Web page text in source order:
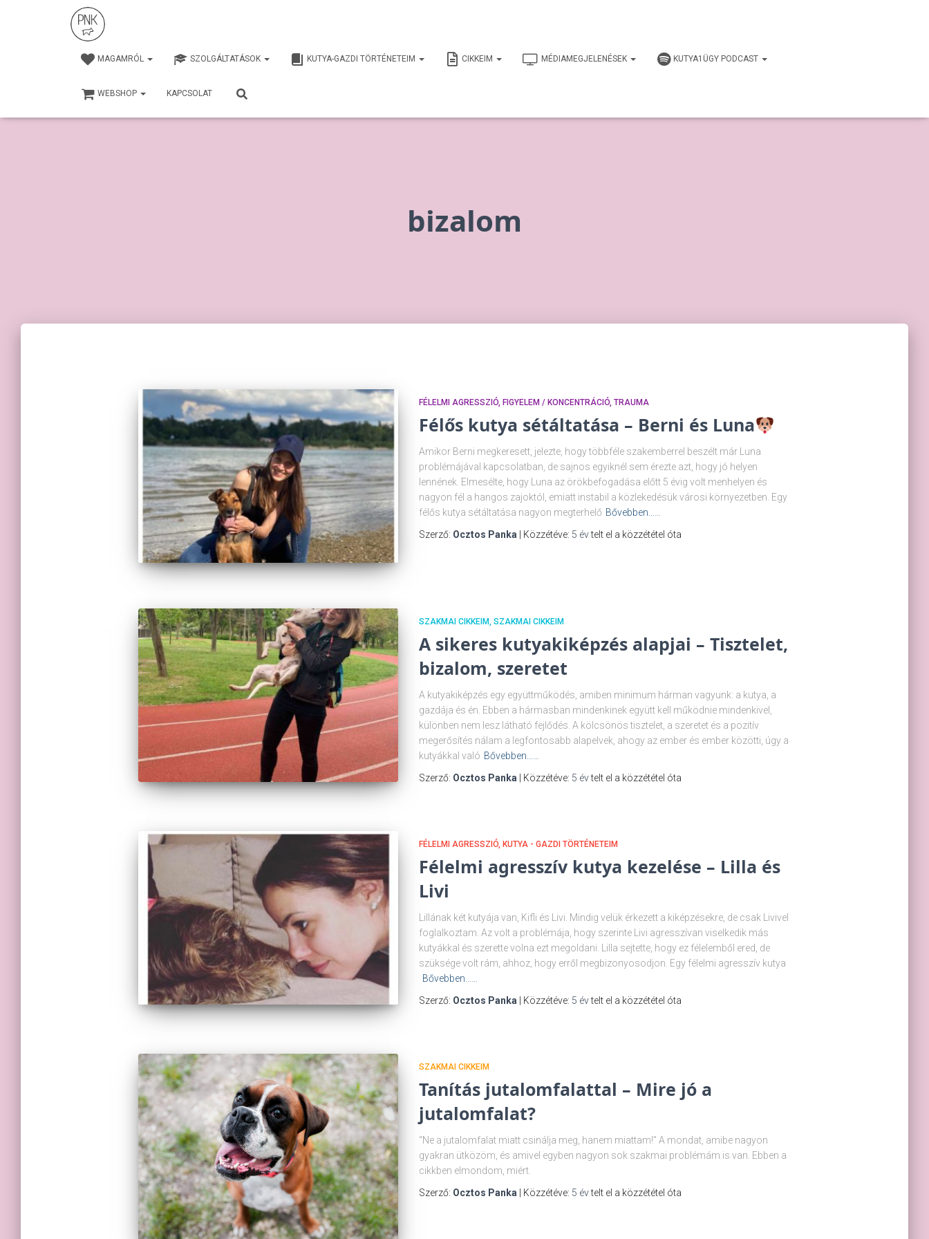
MAGAMRÓL SZOLGÁLTATÁSOK KUTYA-GAZDI TÖRTÉNETEIM CIKKEIM MÉDIAMEGJELENÉSEK KUTYA1ÜGY PODCAST
WEBSHOP KAPCSOLAT
bizalom
FÉLELMI AGRESSZIÓ FIGYELEM / KONCENTRÁCIÓ TRAUMA
Félős kutya sétáltatása – Berni és Luna
Amikor Berni megkeresett, jelezte, hogy többféle szakemberrel beszélt már Luna
problémájával kapcsolatban, de sajnos egyiknél sem érezte azt, hogy jó helyen
lennének. Elmesélte, hogy Luna az örökbefogadása előtt 5 évig volt menhelyen és
nagyon fél a hangos zajoktól, emiatt instabil a közlekedésük városi környezetben. Egy
félős kutya sétáltatása nagyon megterhelő Bővebben……
Szerző: Ocztos Panka | Közzétéve: 5 évtelt el a közzététel óta
SZAKMAI CIKKEIM SZAKMAI CIKKEIM
A sikeres kutyakiképzés alapjai – Tisztelet,
bizalom, szeretet
A kutyakiképzés egy együttműködés, amiben minimum hárman vagyunk: a kutya, a
gazdája és én. Ebben a hármasban mindenkinek együtt kell működnie mindenkivel,
különben nem lesz látható fejlődés. A kölcsönös tisztelet, a szeretet és a pozitív
megerősítés nálam a legfontosabb alapelvek, ahogy az ember és ember közötti, úgy a
kutyákkal való Bővebben……
Szerző: Ocztos Panka | Közzétéve: 5 évtelt el a közzététel óta
FÉLELMI AGRESSZIÓ KUTYA - GAZDI TÖRTÉNETEIM
Félelmi agresszív kutya kezelése – Lilla és
Livi
Lillának két kutyája van, Kifli és Livi. Mindig velük érkezett a kiképzésekre, de csak Livivel
foglalkoztam. Az volt a problémája, hogy szerinte Livi agresszívan viselkedik más
kutyákkal és szerette volna ezt megoldani. Lilla sejtette, hogy ez félelemből ered, de
szüksége volt rám, ahhoz, hogy erről megbizonyosodjon. Egy félelmi agresszív kutya
Bővebben……
Szerző: Ocztos Panka | Közzétéve: 5 évtelt el a közzététel óta
SZAKMAI CIKKEIM
Tanítás jutalomfalattal – Mire jó a
jutalomfalat?
“Ne a jutalomfalat miatt csinálja meg, hanem miattam!” A mondat, amibe nagyon
gyakran ütközöm, és amivel egyben nagyon sok szakmai problémám is van. Ebben a
cikkben elmondom, miért.
Szerző: Ocztos Panka | Közzétéve: 5 évtelt el a közzététel óta